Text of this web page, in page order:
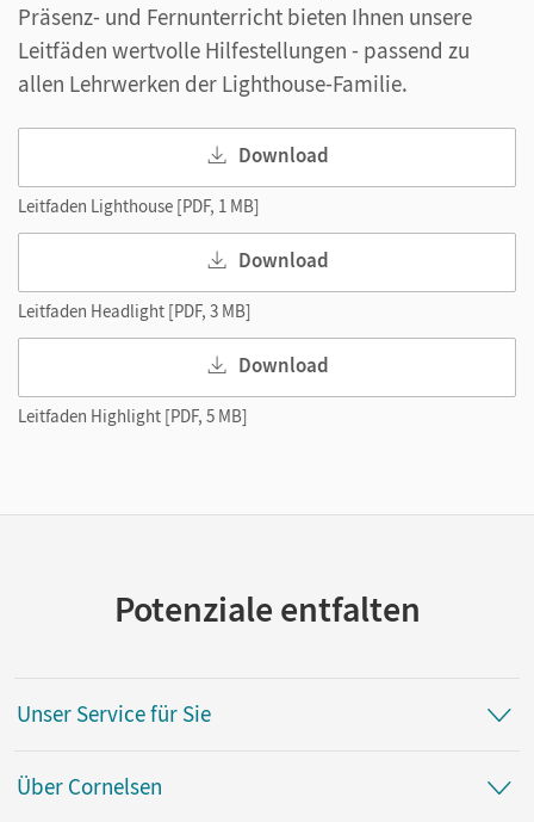
Präsenz- und Fernunterricht bieten Ihnen unsere
Leitfäden wertvolle Hilfestellungen - passend zu
allen Lehrwerken der Lighthouse-Familie.
Download
Leitfaden Lighthouse [PDF, 1 MB]
Download
Leitfaden Headlight [PDF, 3 MB]
Download
Leitfaden Highlight [PDF, 5 MB]
Potenziale entfalten
Unser Service für Sie
Über Cornelsen